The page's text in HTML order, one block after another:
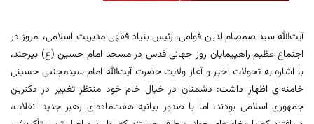
آیت‌الله سید صمصام‌الدین قوامی، رئیس بنیاد فقهی مدیریت اسلامی، امروز در
اجتماع عظیم راهپیمایان روز جهانی قدس در مسجد امام حسین (ع) بیرجند،
با اشاره به تحولات اخیر و آغاز ولایت حضرت آیت‌الله امام سیدمجتبی حسینی
خامنه‌ای اظهار داشت: دشمنان در خیال خام خود منتظر تغییر در دکترین
جمهوری اسلامی بودند، اما با صدور بیانیه هفت‌ماده‌ای رهبر جدید انقلاب،